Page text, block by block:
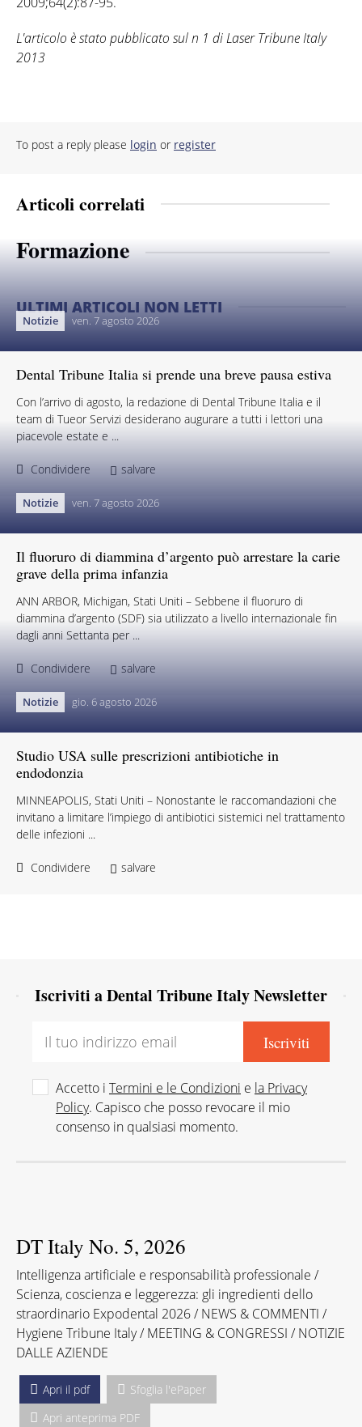
L'articolo è stato pubblicato sul n 1 di Laser Tribune Italy
2013
To post a reply please login or register
Articoli correlati
Formazione
ULTIMI ARTICOLI NON LETTI
Notizie ven. 7 agosto 2026
Dental Tribune Italia si prende una breve pausa estiva
Con l’arrivo di agosto, la redazione di Dental Tribune Italia e il
team di Tueor Servizi desiderano augurare a tutti i lettori una
piacevole estate e ...
Condividere salvare
Notizie ven. 7 agosto 2026
Il fluoruro di diammina d’argento può arrestare la carie
grave della prima infanzia
ANN ARBOR, Michigan, Stati Uniti – Sebbene il fluoruro di
diammina d’argento (SDF) sia utilizzato a livello internazionale fin
dagli anni Settanta per ...
Condividere salvare
Notizie gio. 6 agosto 2026
Studio USA sulle prescrizioni antibiotiche in
endodonzia
MINNEAPOLIS, Stati Uniti – Nonostante le raccomandazioni che
invitano a limitare l’impiego di antibiotici sistemici nel trattamento
delle infezioni ...
Condividere salvare
Iscriviti a Dental Tribune Italy Newsletter
Accetto i Termini e le Condizioni e la Privacy
Policy. Capisco che posso revocare il mio
consenso in qualsiasi momento.
DT Italy No. 5, 2026
Intelligenza artificiale e responsabilità professionale /
Scienza, coscienza e leggerezza: gli ingredienti dello
straordinario Expodental 2026 / NEWS & COMMENTI /
Hygiene Tribune Italy / MEETING & CONGRESSI / NOTIZIE
DALLE AZIENDE
Apri il pdf
Sfoglia l'ePaper
Apri anteprima PDF